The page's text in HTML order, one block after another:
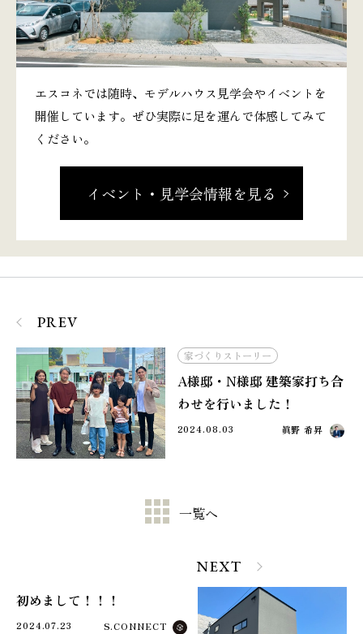
エスコネでは随時、モデルハウス見学会やイベントを
開催しています。ぜひ実際に足を運んで体感してみて
ください。
イベント・見学会情報を見る
PREV
家づくりストーリー
A様邸・N様邸 建築家打ち合
わせを行いました！
2024.08.03 眞野 希昇
一覧へ
NEXT
初めまして！！！
2024.07.23 S.CONNECT